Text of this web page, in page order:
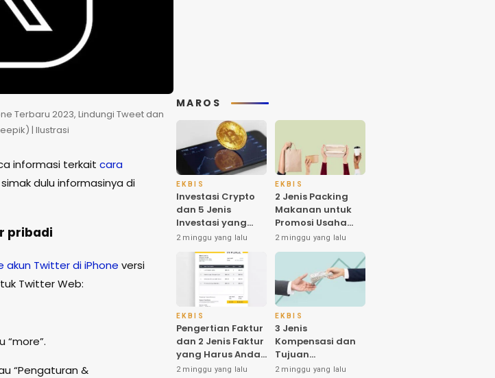
Terbaru 2023, Lindungi Tweet dan
| Ilustrasi
informasi terkait cara
simak dulu informasinya di
pribadi
akun Twitter di iPhone versi
Twitter Web:
“more”.
“Pengaturan &
MAROS
EKBIS
Investasi Crypto
dan 5 Jenis
Investasi yang
Banyak Diminati
oleh Investornya
di Indonesia
2 minggu yang lalu
EKBIS
2 Jenis Packing
Makanan untuk
Promosi Usaha
dan Higienitas
Produk
2 minggu yang lalu
EKBIS
Pengertian Faktur
dan 2 Jenis Faktur
yang Harus Anda
Ketahui
2 minggu yang lalu
EKBIS
3 Jenis
Kompensasi dan
Tujuan
Pemberiannya
2 minggu yang lalu